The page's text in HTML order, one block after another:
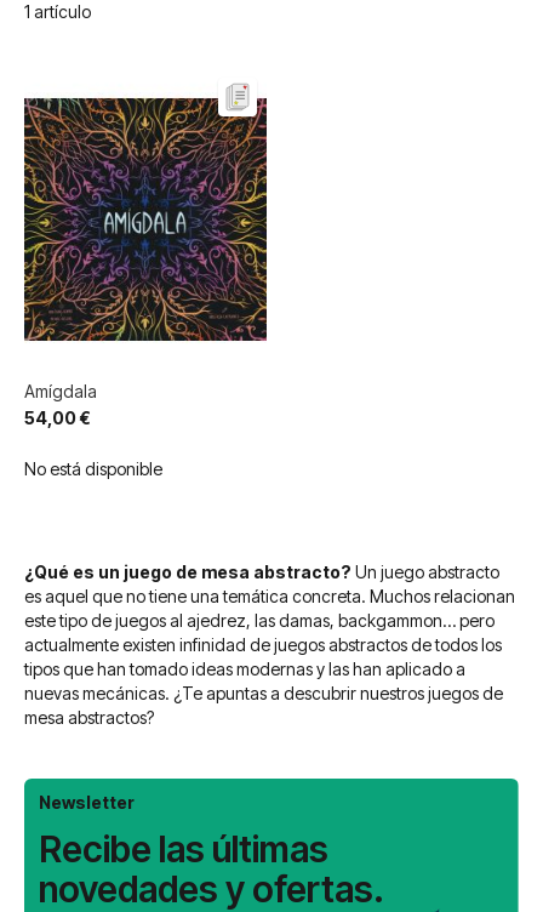
1 artículo
Amígdala
54,00 €
No está disponible
¿Qué es un juego de mesa abstracto? Un juego abstracto
es aquel que no tiene una temática concreta. Muchos relacionan
este tipo de juegos al ajedrez, las damas, backgammon… pero
actualmente existen infinidad de juegos abstractos de todos los
tipos que han tomado ideas modernas y las han aplicado a
nuevas mecánicas. ¿Te apuntas a descubrir nuestros juegos de
mesa abstractos?
Newsletter
Recibe las últimas
novedades y ofertas.